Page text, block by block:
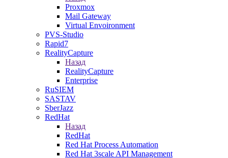
Proxmox
Mail Gateway
Virtual Envoironment
PVS-Studio
Rapid7
RealityCapture
Назад
RealityCapture
Enterprise
RuSIEM
SASTAV
SberJazz
RedHat
Назад
RedHat
Red Hat Process Automation
Red Hat 3scale API Management